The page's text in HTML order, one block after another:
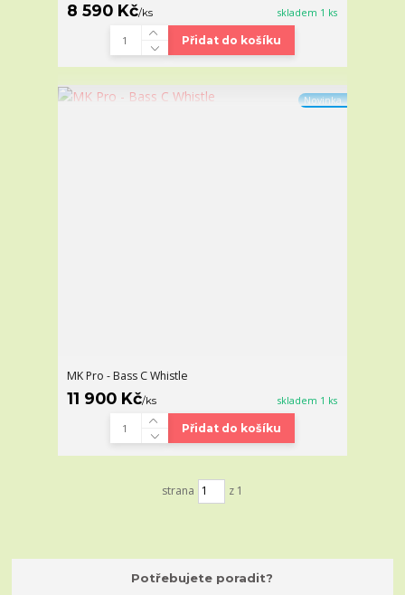
8 590 Kč/ks skladem 1 ks
Přidat do košíku
Novinka
MK Pro - Bass C Whistle
11 900 Kč/ks skladem 1 ks
Přidat do košíku
strana z 1
Potřebujete poradit?